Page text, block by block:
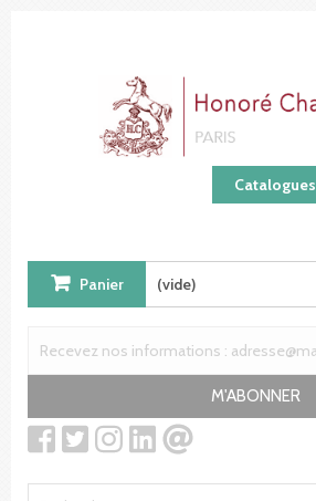
Catalogues
Panier (vide)
M'ABONNER